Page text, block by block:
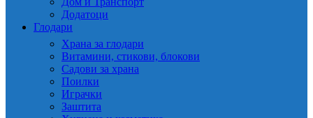
Додатоци
Глодари
Храна за глодари
Витамини, стикови, блокови
Садови за храна
Поилки
Играчки
Заштита